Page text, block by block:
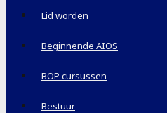
Lid worden
Beginnende AIOS
BOP cursussen
Bestuur